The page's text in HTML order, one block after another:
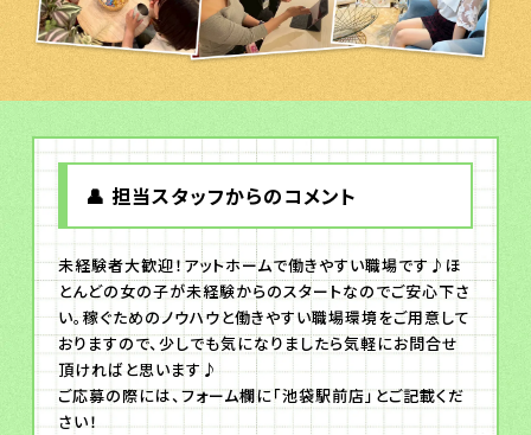
👤 担当スタッフからのコメント
未経験者大歓迎！アットホームで働きやすい職場です♪ほ
とんどの女の子が未経験からのスタートなのでご安心下さ
い。稼ぐためのノウハウと働きやすい職場環境をご用意して
おりますので、少しでも気になりましたら気軽にお問合せ
頂ければと思います♪
ご応募の際には、フォーム欄に「池袋駅前店」とご記載くだ
さい！